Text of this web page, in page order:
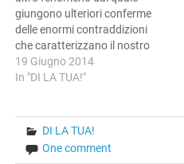
giungono ulteriori conferme
delle enormi contraddizioni
che caratterizzano il nostro
mondo moderno. Parliamo
dei «bambini invisibili»,
cui, da un punto di vista
su questa Terra. Di…
19 Giugno 2014
In "DI LA TUA!"
DI LA TUA!
One comment